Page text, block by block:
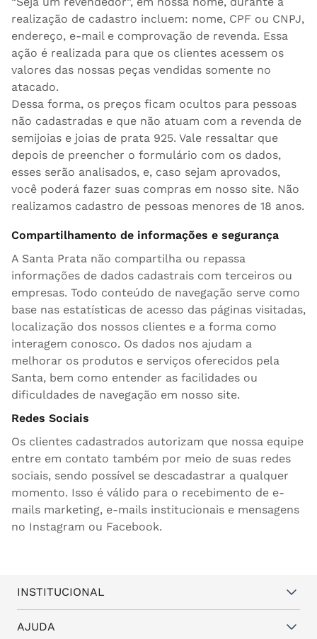
realização de cadastro incluem: nome, CPF ou CNPJ,
endereço, e-mail e comprovação de revenda. Essa
ação é realizada para que os clientes acessem os
valores das nossas peças vendidas somente no
atacado.
Dessa forma, os preços ficam ocultos para pessoas
não cadastradas e que não atuam com a revenda de
semijoias e joias de prata 925. Vale ressaltar que
depois de preencher o formulário com os dados,
esses serão analisados, e, caso sejam aprovados,
você poderá fazer suas compras em nosso site. Não
realizamos cadastro de pessoas menores de 18 anos.
Compartilhamento de informações e segurança
A Santa Prata não compartilha ou repassa
informações de dados cadastrais com terceiros ou
empresas. Todo conteúdo de navegação serve como
base nas estatísticas de acesso das páginas visitadas,
localização dos nossos clientes e a forma como
interagem conosco. Os dados nos ajudam a
melhorar os produtos e serviços oferecidos pela
Santa, bem como entender as facilidades ou
dificuldades de navegação em nosso site.
Redes Sociais
Os clientes cadastrados autorizam que nossa equipe
entre em contato também por meio de suas redes
sociais, sendo possível se descadastrar a qualquer
momento. Isso é válido para o recebimento de e-
mails marketing, e-mails institucionais e mensagens
no Instagram ou Facebook.
INSTITUCIONAL
Quem somos
AJUDA